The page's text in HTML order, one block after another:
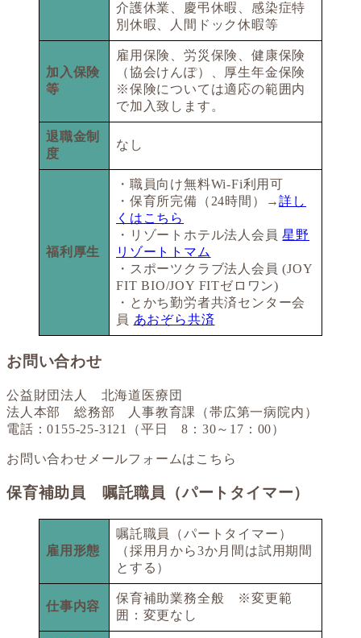
介護休業、慶弔休暇、感染症特
別休暇、人間ドック休暇等
加入保険
等
雇用保険、労災保険、健康保険
（協会けんぽ）、厚生年金保険
※保険については適応の範囲内
で加入致します。
退職金制
度
なし
福利厚生
・職員向け無料Wi-Fi利用可
・保育所完備（24時間）→詳し
くはこちら
・リゾートホテル法人会員星野
リゾートトマム
・スポーツクラブ法人会員 (JOY
FIT BIO/JOY FITゼロワン)
・とかち勤労者共済センター会
員 あおぞら共済
お問い合わせ
公益財団法人 北海道医療団
法人本部 総務部 人事教育課（帯広第一病院内）
電話：0155-25-3121（平日 8：30～17：00）
お問い合わせメールフォームはこちら
保育補助員 嘱託職員（パートタイマー）
雇用形態
嘱託職員（パートタイマー）
（採用月から3か月間は試用期間
とする）
仕事内容
保育補助業務全般 ※変更範
囲：変更なし